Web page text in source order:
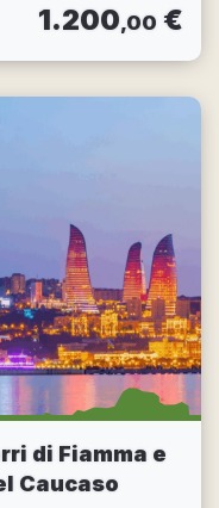
1.200,00 €
di Fiamma e
Caucaso